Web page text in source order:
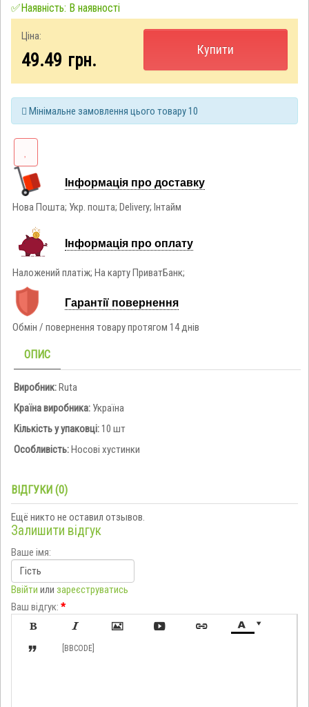
✅Наявність: В наявності
Ціна:
49.49 грн.
Купити
Мінімальне замовлення цього товару 10
Інформація про доставку
Нова Пошта; Укр. пошта; Delivery; Інтайм
Інформація про оплату
Наложений платіж; На карту ПриватБанк;
Гарантії повернення
Обмін / повернення товару протягом 14 днів
ОПИС
Виробник:Ruta
Країна виробника: Україна
Кількість у упаковці:10 шт
Особливість:Носові хустинки
ВІДГУКИ (0)
Ещё никто не оставил отзывов.
Залишити відгук
Ваше імя:
Ввійти или зареєструватись
Ваш відгук: *

     
 [BBCODE]